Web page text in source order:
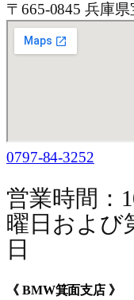
〒665-0845 兵庫
0797-84-3252
営業時間：
曜日および
日
《 BMW箕面支店 》